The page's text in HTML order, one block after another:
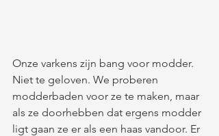
Onze varkens zijn bang voor modder.
Niet te geloven. We proberen
modderbaden voor ze te maken, maar
als ze doorhebben dat ergens modder
ligt gaan ze er als een haas vandoor. Er